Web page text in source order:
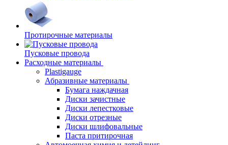
Протирочные материалы
Пусковые провода
Расходные материалы
Plastigauge
Абразивные материалы
Бумага наждачная
Диски зачистные
Диски лепестковые
Диски отрезные
Диски шлифовальные
Паста притирочная